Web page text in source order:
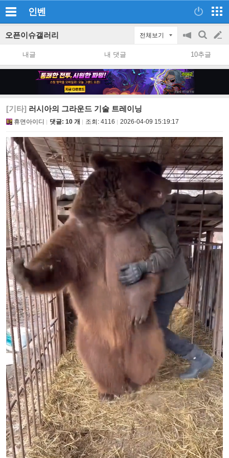
인벤
오픈이슈갤러리 전체보기
공
지
on/off
검
색
글
쓰
내글 내 댓글 10추글
[기타] 러시아의 그라운드 기술 트레이닝
휴면아이디 댓글: 10 개 조회: 4116 2026-04-09 15:19:17